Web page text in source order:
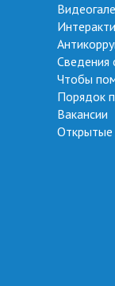
Сведения
Чтобы
Порядок
Вакансии